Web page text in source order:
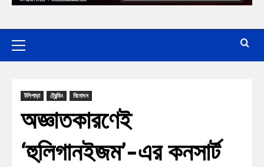
টলিপাড়া ট্রেন্ডিং বিনোদন
অজ্ঞাতকারণেই
‘হুলিগানইজম’-এর কনসার্ট